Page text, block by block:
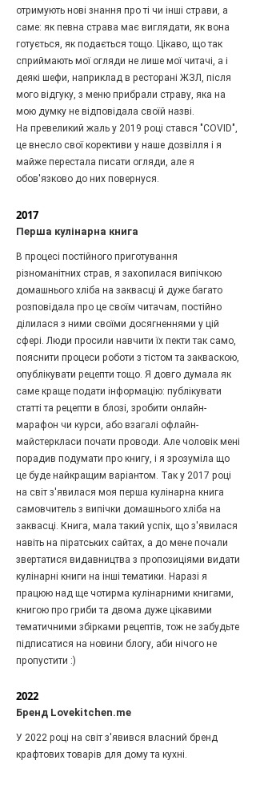
отримують нові знання про ті чи інші страви, а
саме: як певна страва має виглядати, як вона
готується, як подається тощо. Цікаво, що так
сприймають мої огляди не лише мої читачі, а і
деякі шефи, наприклад в ресторані ЖЗЛ, після
мого відгуку, з меню прибрали страву, яка на
мою думку не відповідала своїй назві.
На превеликий жаль у 2019 році стався "COVID",
це внесло свої корективи у наше дозвілля і я
майже перестала писати огляди, але я
обов'язково до них повернуся.
2017
Перша кулінарна книга
В процесі постійного приготування
різноманітних страв, я захопилася випічкою
домашнього хліба на заквасці й дуже багато
розповідала про це своїм читачам, постійно
ділилася з ними своїми досягненнями у цій
сфері. Люди просили навчити їх пекти так само,
пояснити процеси роботи з тістом та закваскою,
опублікувати рецепти тощо. Я довго думала як
саме краще подати інформацію: публікувати
статті та рецепти в блозі, зробити онлайн-
марафон чи курси, або взагалі офлайн-
майстеркласи почати проводи. Але чоловік мені
порадив подумати про книгу, і я зрозуміла що
це буде найкращим варіантом. Так у 2017 році
на світ з'явилася моя перша кулінарна книга
самовчитель з випічки домашнього хліба на
заквасці. Книга, мала такий успіх, що з'явилася
навіть на піратських сайтах, а до мене почали
звертатися видавництва з пропозиціями видати
кулінарні книги на інші тематики. Наразі я
працюю над ще чотирма кулінарними книгами,
книгою про гриби та двома дуже цікавими
тематичними збірками рецептів, тож не забудьте
підписатися на новини блогу, аби нічого не
пропустити :)
2022
Бренд Lovekitchen.me
У 2022 році на світ з'явився власний бренд
крафтових товарів для дому та кухні.